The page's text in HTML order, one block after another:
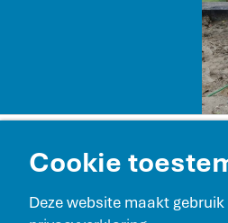
Projecten
Cookie
Deze website maakt